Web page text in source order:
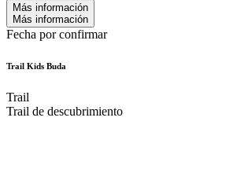
Más información
Más información
Fecha por confirmar
Trail Kids Buda
Trail
Trail de descubrimiento